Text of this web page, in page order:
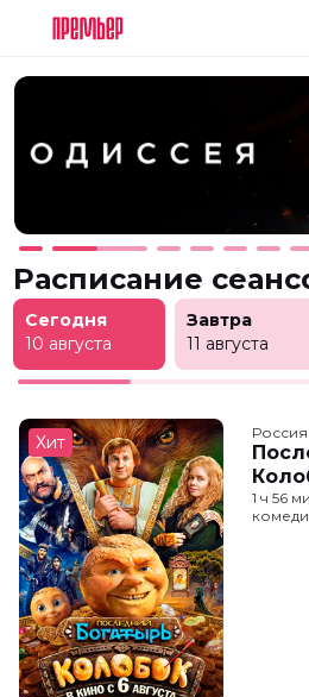
Расписание
Сегодня
10 августа
Завтра
11 августа
Хит Россия
1 ч 56